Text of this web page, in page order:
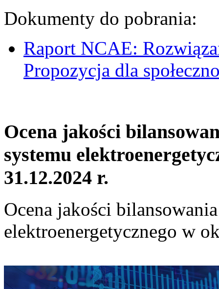
Dokumenty do pobrania:
Raport NCAE:
Propozycja dla
Ocena jakości
systemu
31.12.2024 r.
Ocena jakości
elektroenergetycznego w